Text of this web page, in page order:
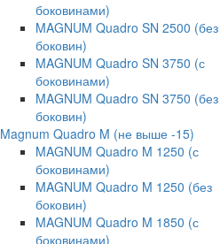
боковинами)
MAGNUM Quadro SN 2500 (без
боковин)
MAGNUM Quadro SN 3750 (с
боковинами)
MAGNUM Quadro SN 3750 (без
боковин)
Magnum Quadro M (не выше -15)
MAGNUM Quadro M 1250 (с
боковинами)
MAGNUM Quadro M 1250 (без
боковин)
MAGNUM Quadro M 1850 (с
боковинами)